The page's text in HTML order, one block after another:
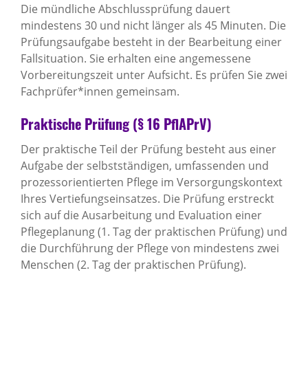
Die mündliche Abschlussprüfung dauert
mindestens 30 und nicht länger als 45 Minuten. Die
Prüfungsaufgabe besteht in der Bearbeitung einer
Fallsituation. Sie erhalten eine angemessene
Vorbereitungszeit unter Aufsicht. Es prüfen Sie zwei
Fachprüfer*innen gemeinsam.
Praktische Prüfung (§ 16 PflAPrV)
Der praktische Teil der Prüfung besteht aus einer
Aufgabe der selbstständigen, umfassenden und
prozessorientierten Pflege im Versorgungskontext
Ihres Vertiefungseinsatzes. Die Prüfung erstreckt
sich auf die Ausarbeitung und Evaluation einer
Pflegeplanung (1. Tag der praktischen Prüfung) und
die Durchführung der Pflege von mindestens zwei
Menschen (2. Tag der praktischen Prüfung).